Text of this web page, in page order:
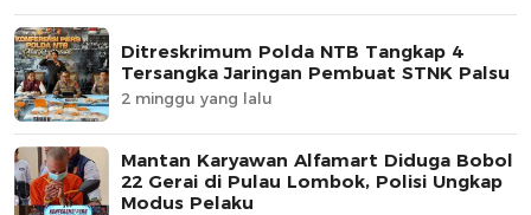
Ditreskrimum Polda NTB Tangkap 4
Tersangka Jaringan Pembuat STNK Palsu
2 minggu yang lalu
Mantan Karyawan Alfamart Diduga Bobol
22 Gerai di Pulau Lombok, Polisi Ungkap
Modus Pelaku